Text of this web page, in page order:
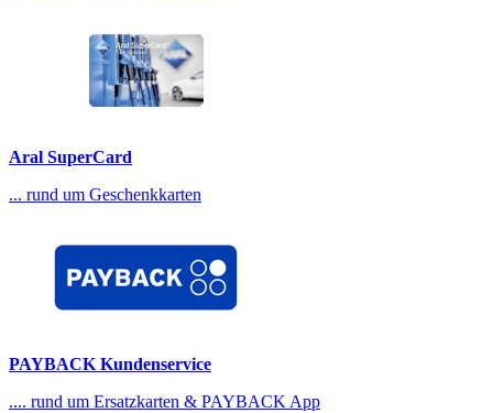
Aral SuperCard
... rund um Geschenkkarten
PAYBACK Kundenservice
.... rund um Ersatzkarten & PAYBACK App